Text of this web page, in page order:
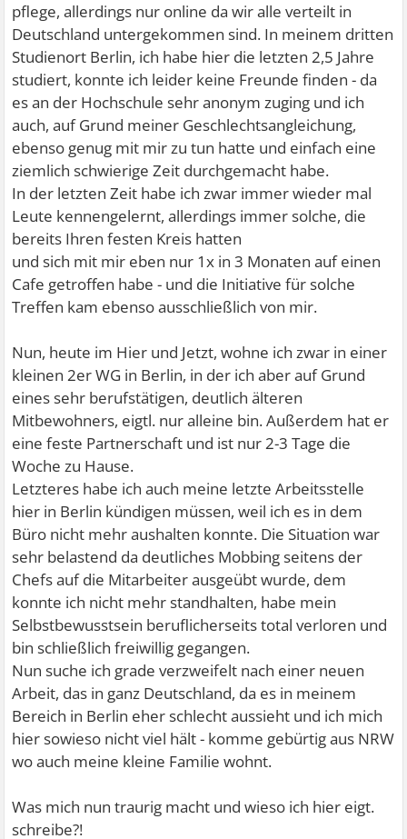
pflege, allerdings nur online da wir alle verteilt in
Deutschland untergekommen sind. In meinem dritten
Studienort Berlin, ich habe hier die letzten 2,5 Jahre
studiert, konnte ich leider keine Freunde finden - da
es an der Hochschule sehr anonym zuging und ich
auch, auf Grund meiner Geschlechtsangleichung,
ebenso genug mit mir zu tun hatte und einfach eine
ziemlich schwierige Zeit durchgemacht habe.
In der letzten Zeit habe ich zwar immer wieder mal
Leute kennengelernt, allerdings immer solche, die
bereits Ihren festen Kreis hatten
und sich mit mir eben nur 1x in 3 Monaten auf einen
Cafe getroffen habe - und die Initiative für solche
Treffen kam ebenso ausschließlich von mir.
Nun, heute im Hier und Jetzt, wohne ich zwar in einer
kleinen 2er WG in Berlin, in der ich aber auf Grund
eines sehr berufstätigen, deutlich älteren
Mitbewohners, eigtl. nur alleine bin. Außerdem hat er
eine feste Partnerschaft und ist nur 2-3 Tage die
Woche zu Hause.
Letzteres habe ich auch meine letzte Arbeitsstelle
hier in Berlin kündigen müssen, weil ich es in dem
Büro nicht mehr aushalten konnte. Die Situation war
sehr belastend da deutliches Mobbing seitens der
Chefs auf die Mitarbeiter ausgeübt wurde, dem
konnte ich nicht mehr standhalten, habe mein
Selbstbewusstsein beruflicherseits total verloren und
bin schließlich freiwillig gegangen.
Nun suche ich grade verzweifelt nach einer neuen
Arbeit, das in ganz Deutschland, da es in meinem
Bereich in Berlin eher schlecht aussieht und ich mich
hier sowieso nicht viel hält - komme gebürtig aus NRW
wo auch meine kleine Familie wohnt.
Was mich nun traurig macht und wieso ich hier eigt.
schreibe?!